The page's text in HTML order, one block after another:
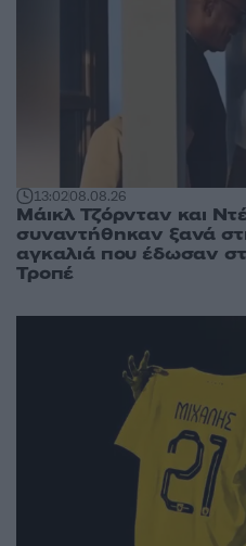
13:0208.08.26
Μάικλ Τζόρνταν και
συναντήθηκαν ξανά
αγκαλιά που έδωσαν
Τροπέ